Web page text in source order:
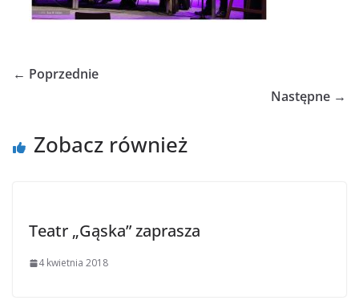
← Poprzednie
Następne →
Zobacz również
Teatr „Gąska” zaprasza
4 kwietnia 2018